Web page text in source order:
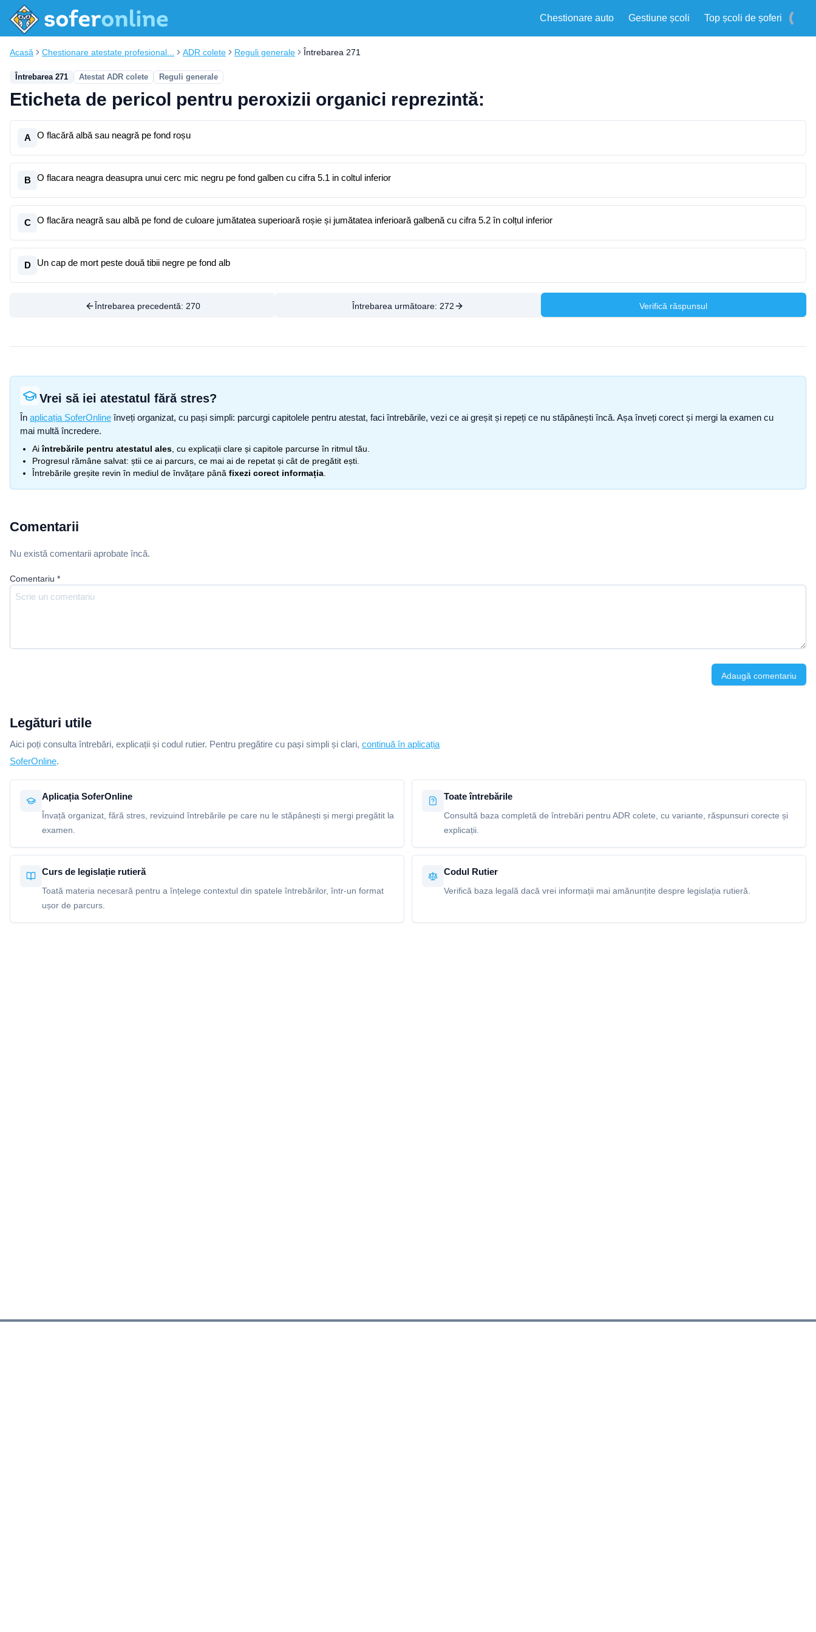
Chestionare auto Gestiune școli Top școli de șoferi
Acasă Chestionare atestate profesional... ADR colete Reguli generale Întrebarea 271
Întrebarea 271 Atestat ADR colete Reguli generale
Eticheta de pericol pentru peroxizii organici reprezintă:
A O flacără albă sau neagră pe fond roșu
B O flacara neagra deasupra unui cerc mic negru pe fond galben cu cifra 5.1 in coltul inferior
C O flacăra neagră sau albă pe fond de culoare jumătatea superioară roșie și jumătatea inferioară galbenă cu cifra 5.2 în colțul inferior
D Un cap de mort peste două tibii negre pe fond alb
Întrebarea precedentă: 270 Întrebarea următoare: 272 Verifică răspunsul
Vrei să iei atestatul fără stres?
În aplicația SoferOnline înveți organizat, cu pași simpli: parcurgi capitolele pentru atestat, faci întrebările, vezi ce ai greșit și repeți ce nu stăpânești încă. Așa înveți corect și mergi la examen cu
mai multă încredere.
Aiîntrebările pentru atestatul ales , cu explicații clare și capitole parcurse în ritmul tău.
Progresul rămâne salvat: știi ce ai parcurs, ce mai ai de repetat și cât de pregătit ești.
Întrebările greșite revin în mediul de învățare până fixezi corect informația
Comentarii
Nu există comentarii aprobate încă.
Comentariu *
Adaugă comentariu
Legături utile
Aici poți consulta întrebări, explicații și codul rutier. Pentru pregătire cu pași simpli și clari, continuă în aplicația
SoferOnline.
Aplicația SoferOnline
Învață organizat, fără stres, revizuind întrebările pe care nu le stăpânești și mergi pregătit la
examen.
Toate întrebările
Consultă baza completă de întrebări pentru ADR colete, cu variante, răspunsuri corecte și
explicații.
Curs de legislație rutieră
Toată materia necesară pentru a înțelege contextul din spatele întrebărilor, într-un format
ușor de parcurs.
Codul Rutier
Verifică baza legală dacă vrei informații mai amănunțite despre legislația rutieră.